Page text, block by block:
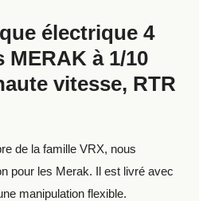
électrique 4
à 1/10
vitesse, RTR
de la famille VRX, nous
pour les Merak. Il est livré avec
manipulation flexible.